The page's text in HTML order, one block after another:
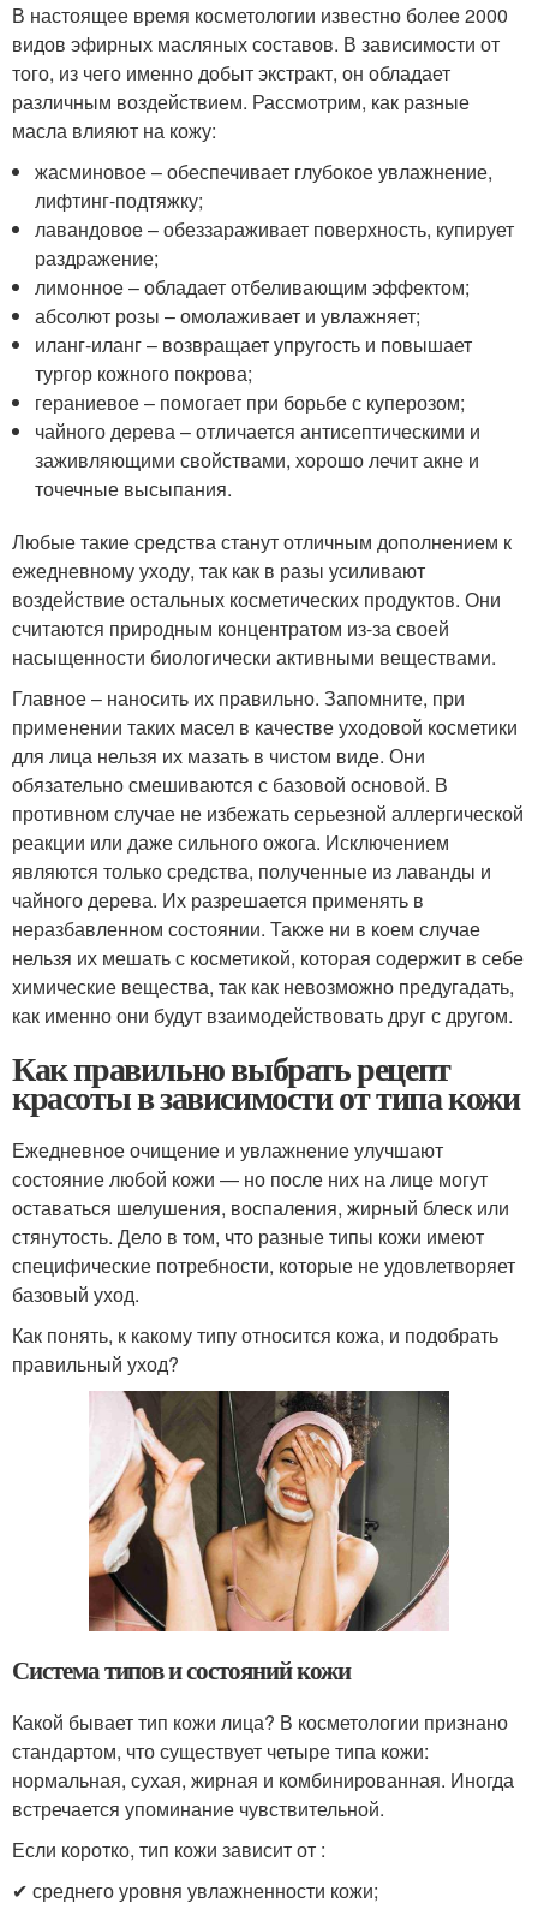
В настоящее время косметологии известно более 2000
видов эфирных масляных составов. В зависимости от
того, из чего именно добыт экстракт, он обладает
различным воздействием. Рассмотрим, как разные
масла влияют на кожу:
жасминовое – обеспечивает глубокое увлажнение,
лифтинг-подтяжку;
лавандовое – обеззараживает поверхность, купирует
раздражение;
лимонное – обладает отбеливающим эффектом;
абсолют розы – омолаживает и увлажняет;
иланг-иланг – возвращает упругость и повышает
тургор кожного покрова;
гераниевое – помогает при борьбе с куперозом;
чайного дерева – отличается антисептическими и
заживляющими свойствами, хорошо лечит акне и
точечные высыпания.
Любые такие средства станут отличным дополнением к
ежедневному уходу, так как в разы усиливают
воздействие остальных косметических продуктов. Они
считаются природным концентратом из-за своей
насыщенности биологически активными веществами.
Главное – наносить их правильно. Запомните, при
применении таких масел в качестве уходовой косметики
для лица нельзя их мазать в чистом виде. Они
обязательно смешиваются с базовой основой. В
противном случае не избежать серьезной аллергической
реакции или даже сильного ожога. Исключением
являются только средства, полученные из лаванды и
чайного дерева. Их разрешается применять в
неразбавленном состоянии. Также ни в коем случае
нельзя их мешать с косметикой, которая содержит в себе
химические вещества, так как невозможно предугадать,
как именно они будут взаимодействовать друг с другом.
Как правильно выбрать рецепт
красоты в зависимости от типа кожи
Ежедневное очищение и увлажнение улучшают
состояние любой кожи — но после них на лице могут
оставаться шелушения, воспаления, жирный блеск или
стянутость. Дело в том, что разные типы кожи имеют
специфические потребности, которые не удовлетворяет
базовый уход.
Как понять, к какому типу относится кожа, и подобрать
правильный уход?
Система типов и состояний кожи
Какой бывает тип кожи лица? В косметологии признано
стандартом, что существует четыре типа кожи:
нормальная, сухая, жирная и комбинированная. Иногда
встречается упоминание чувствительной.
Если коротко, тип кожи зависит от :
✔ среднего уровня увлажненности кожи;